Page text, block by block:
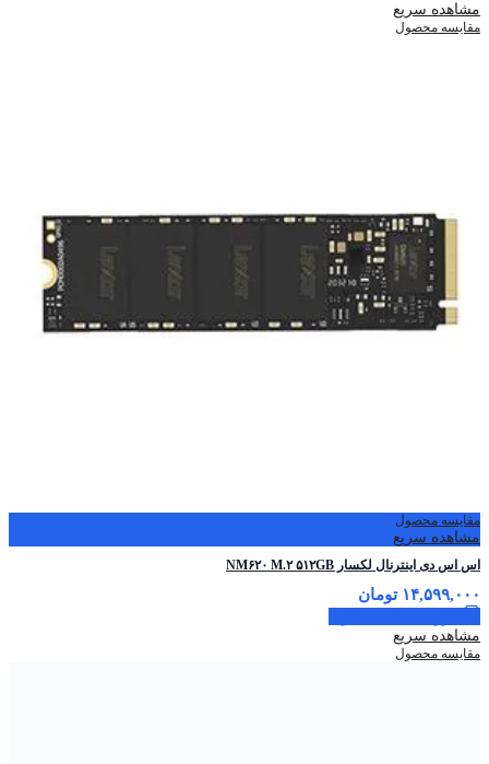
مشاهده سریع
مقایسه محصول
مقایسه محصول
مشاهده سریع
اس ‌اس ‌دی اینترنال لکسار NM۶۲۰ M.۲ ۵۱۲GB
۱۴,۵۹۹,۰۰۰ تومان
مشاهده سریع
مقایسه محصول